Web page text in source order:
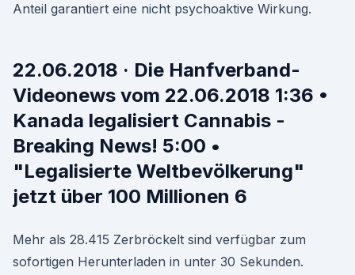
Anteil garantiert eine nicht psychoaktive Wirkung.
22.06.2018 · Die Hanfverband-
Videonews vom 22.06.2018 1:36 •
Kanada legalisiert Cannabis -
Breaking News! 5:00 •
"Legalisierte Weltbevölkerung"
jetzt über 100 Millionen 6
Mehr als 28.415 Zerbröckelt sind verfügbar zum
sofortigen Herunterladen in unter 30 Sekunden.